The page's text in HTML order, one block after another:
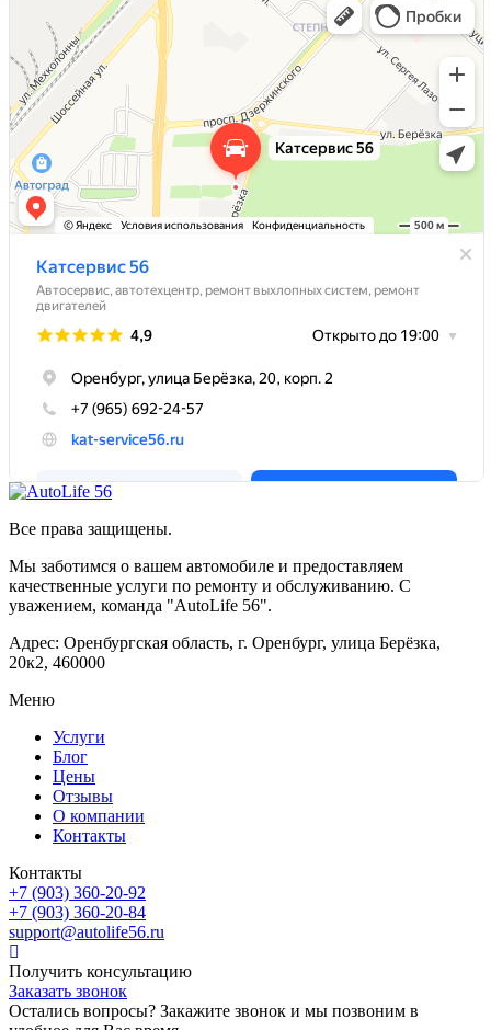
Все права защищены.
Мы заботимся о вашем автомобиле и предоставляем
качественные услуги по ремонту и обслуживанию. С
уважением, команда "AutoLife 56".
Адрес: Оренбургская область, г. Оренбург, улица Берёзка,
20к2, 460000
Меню
Услуги
Блог
Цены
Отзывы
О компании
Контакты
Контакты
+7 (903) 360-20-92
+7 (903) 360-20-84
support@autolife56.ru
Получить консультацию
Заказать звонок
Остались вопросы? Закажите звонок и мы позвоним в